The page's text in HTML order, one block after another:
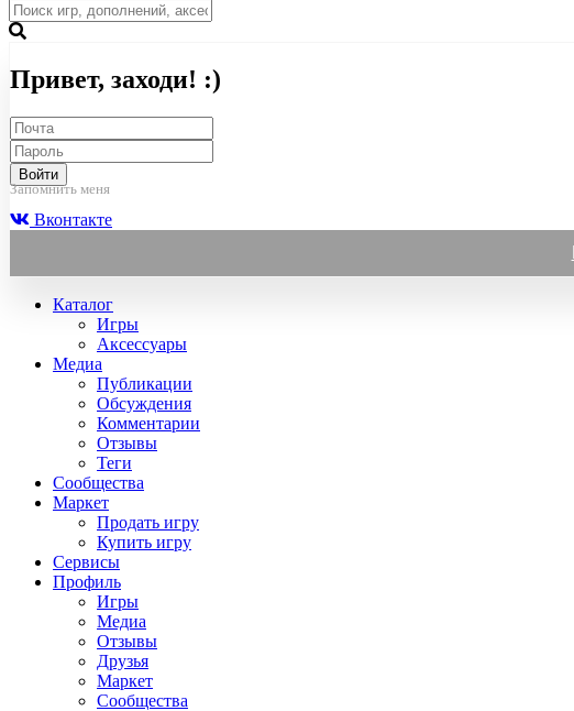
Привет, заходи! :)
Войти
Запомнить меня
Вконтакте
Каталог
Игры
Аксессуары
Медиа
Публикации
Обсуждения
Комментарии
Отзывы
Теги
Сообщества
Маркет
Продать игру
Купить игру
Сервисы
Профиль
Игры
Медиа
Отзывы
Друзья
Маркет
Сообщества